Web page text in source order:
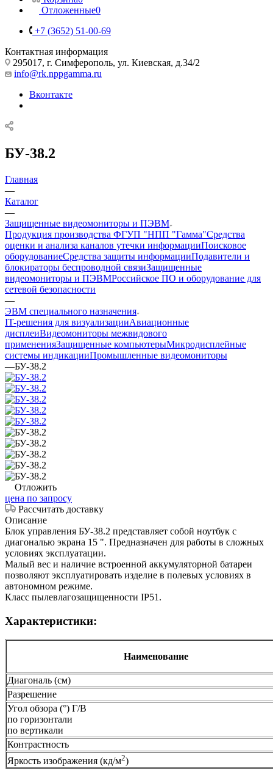
Отложенные0
+7 (3652) 51-00-69
Контактная информация
295017, г. Симферополь, ул. Киевская, д.34/2
info@rk.nppgamma.ru
Вконтакте
БУ-38.2
Главная
—
Каталог
—
Защищенные видеомониторы и ПЭВМ
Продукция производства ФГУП "НПП "Гамма"Средства
оценки и анализа каналов утечки информацииПоисковое
оборудованиеСредства защиты информацииПодавители и
блокираторы беспроводной связиЗащищенные
видеомониторы и ПЭВМРоссийское ПО и оборудование для
сетевой безопасности
—
ЭВМ специального назначения
IT-решения для визуализацииАвиационные
дисплеиВидеомониторы межвидового
примененияЗащищенные компьютерыМикродисплейные
системы индикацииПромышленные видеомониторы
—БУ-38.2
Отложить
цена по запросу
Рассчитать доставку
Описание
Блок управления БУ-38.2 представляет собой ноутбук с
диагональю экрана 15 ". Предназначен для работы в сложных
условиях эксплуатации.
Малый вес и наличие встроенной аккумуляторной батареи
позволяют эксплуатировать изделие в полевых условиях в
автономном режиме.
Класс пылевлагозащищенности IP51.
Характеристики:
Наименование
Диагональ (см)
Разрешение
Угол обзора (°) Г/В
по горизонтали
по вертикали
Контрастность
Яркость изображения (кд/м2)